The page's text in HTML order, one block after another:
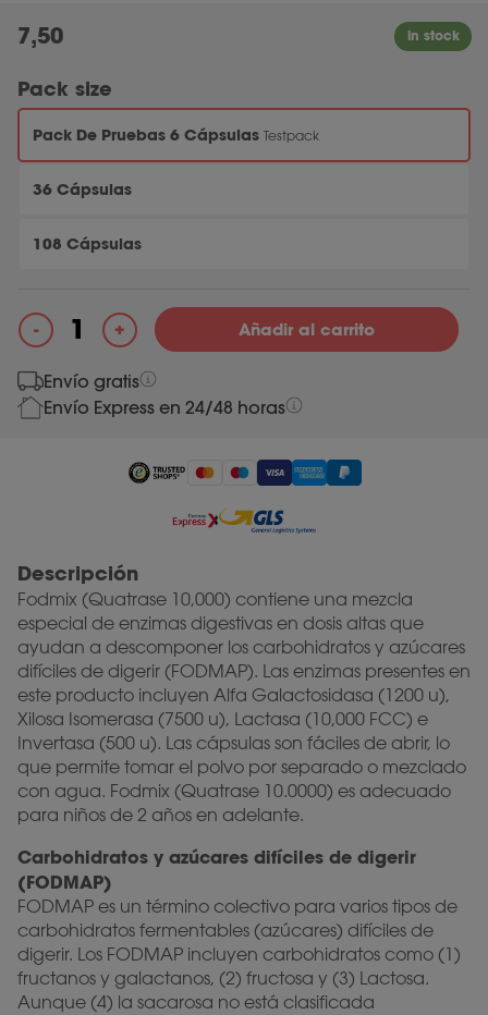
Pack size
Pack De Pruebas 6 Cápsulas Testpack
36 Cápsulas
108 Cápsulas
Envío gratis
Envío Express en 24/48 horas
7,50
-
Fodmix (Quatrase 10.000) cantidad
+ Añadir al carrito
Descripción
Fodmix (Quatrase 10,000) contiene una mezcla
especial de enzimas digestivas en dosis altas que
ayudan a descomponer los carbohidratos y azúcares
difíciles de digerir (FODMAP). Las enzimas presentes en
este producto incluyen Alfa Galactosidasa (1200 u),
Xilosa Isomerasa (7500 u), Lactasa (10,000 FCC) e
Invertasa (500 u). Las cápsulas son fáciles de abrir, lo
que permite tomar el polvo por separado o mezclado
con agua. Fodmix (Quatrase 10.0000) es adecuado
para niños de 2 años en adelante.
Carbohidratos y azúcares difíciles de digerir
(FODMAP)
FODMAP es un término colectivo para varios tipos de
carbohidratos fermentables (azúcares) difíciles de
digerir. Los FODMAP incluyen carbohidratos como (1)
fructanos y galactanos, (2) fructosa y (3) Lactosa.
Aunque (4) la sacarosa no está clasificada